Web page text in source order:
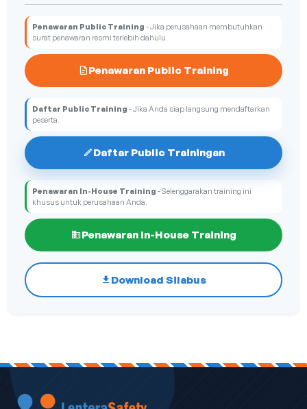
Penawaran Public Training - Jika perusahaan membutuhkan
surat penawaran resmi terlebih dahulu.
Penawaran Public Training
Daftar Public Training - Jika Anda siap langsung mendaftarkan
peserta.
Daftar Public Trainingan
Penawaran In-House Training - Selenggarakan training ini
khusus untuk perusahaan Anda.
Penawaran In-House Training
Download Silabus